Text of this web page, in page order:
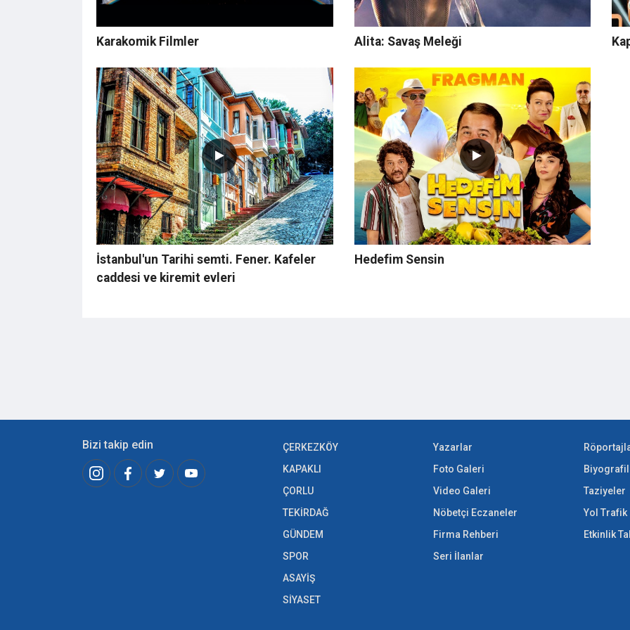
Karakomik Filmler Alita: Savaş Meleği
İstanbul'un Tarihi semti. Fener. Kafeler
caddesi ve kiremit evleri
Hedefim Sensin
Bizi takip edin
ÇERKEZKÖY
KAPAKLI
ÇORLU
TEKİRDAĞ
GÜNDEM
SPOR
ASAYİŞ
SİYASET
Yazarlar
Foto Galeri
Video Galeri
Nöbetçi Eczaneler
Firma Rehberi
Seri İlanlar
Taziyeler
Yol Trafik
Etkinlik